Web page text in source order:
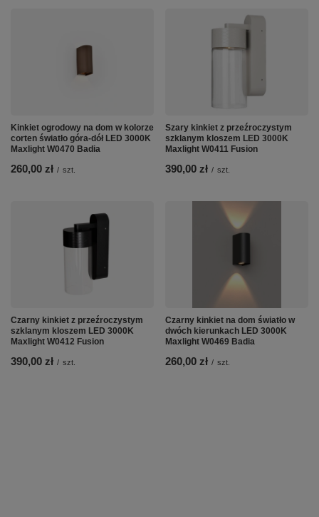
Kinkiet ogrodowy na dom w kolorze
corten światło góra-dół LED 3000K
Maxlight W0470 Badia
260,00 zł / szt.
Szary kinkiet z przeźroczystym
szklanym kloszem LED 3000K
Maxlight W0411 Fusion
390,00 zł / szt.
Czarny kinkiet z przeźroczystym
szklanym kloszem LED 3000K
Maxlight W0412 Fusion
390,00 zł / szt.
Czarny kinkiet na dom światło w
dwóch kierunkach LED 3000K
Maxlight W0469 Badia
260,00 zł / szt.